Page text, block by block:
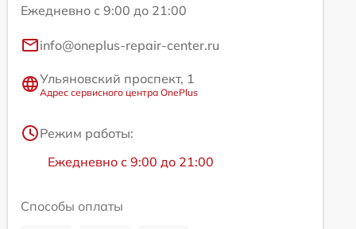
Ежедневно с 9:00 до 21:00
info@oneplus-repair-center.ru
Ульяновский проспект, 1
Адрес сервисного центра OnePlus
Режим работы:
Ежедневно с 9:00 до 21:00
Способы оплаты